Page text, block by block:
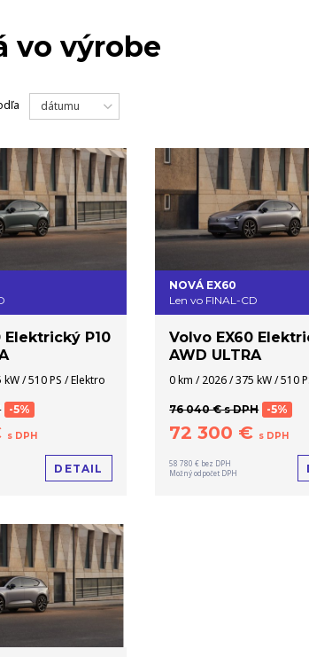
vo výrobe
dátumu
Elektrický P10
/ 510 PS / Elektro
-5%
s DPH
DETAIL
NOVÁ EX60
Len vo FINAL-CD
Volvo EX60
AWD ULTRA
0 km / 2026 / 375 kW / 510
76 040 € s DPH -5%
72 300 € s DPH
58 780 € bez DPH
Možný odpočet DPH